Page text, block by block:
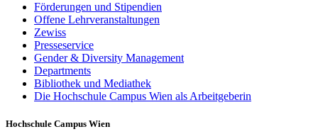
Förderungen und Stipendien
Offene Lehrveranstaltungen
Zewiss
Presseservice
Gender & Diversity Management
Departments
Bibliothek und Mediathek
Die Hochschule Campus Wien als Arbeitgeberin
Hochschule Campus Wien